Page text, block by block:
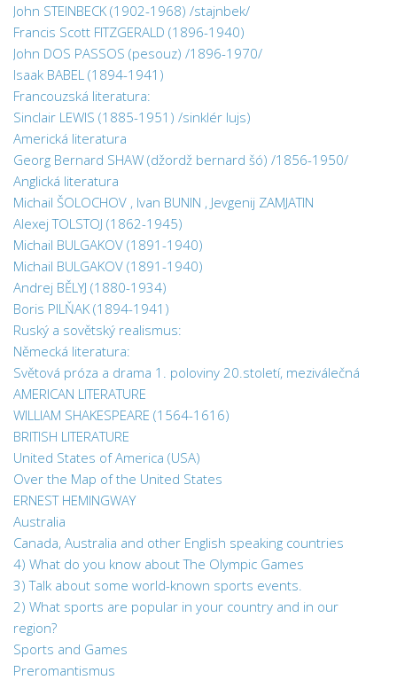
John STEINBECK (1902-1968) /stajnbek/
Francis Scott FITZGERALD (1896-1940)
John DOS PASSOS (pesouz) /1896-1970/
Isaak BABEL (1894-1941)
Francouzská literatura:
Sinclair LEWIS (1885-1951) /sinklér lujs)
Americká literatura
Georg Bernard SHAW (džordž bernard šó) /1856-1950/
Anglická literatura
Michail ŠOLOCHOV , Ivan BUNIN , Jevgenij ZAMJATIN
Alexej TOLSTOJ (1862-1945)
Michail BULGAKOV (1891-1940)
Michail BULGAKOV (1891-1940)
Andrej BĚLYJ (1880-1934)
Boris PILŇAK (1894-1941)
Ruský a sovětský realismus:
Německá literatura:
Světová próza a drama 1. poloviny 20.století, meziválečná
AMERICAN LITERATURE
WILLIAM SHAKESPEARE (1564-1616)
BRITISH LITERATURE
United States of America (USA)
Over the Map of the United States
ERNEST HEMINGWAY
Australia
Canada, Australia and other English speaking countries
4) What do you know about The Olympic Games
3) Talk about some world-known sports events.
2) What sports are popular in your country and in our
region?
Sports and Games
Preromantismus